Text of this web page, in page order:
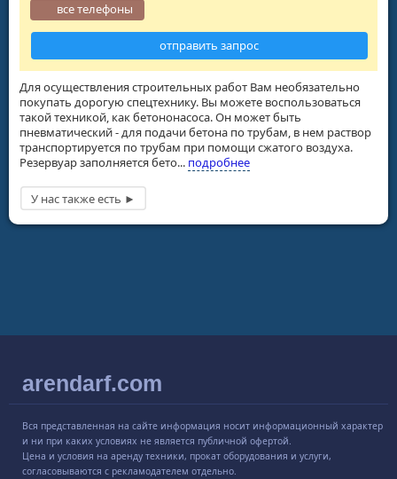
Для осуществления строительных работ Вам необязательно
покупать дорогую спецтехнику. Вы можете воспользоваться
такой техникой, как бетононасоса. Он может быть
пневматический - для подачи бетона по трубам, в нем раствор
транспортируется по трубам при помощи сжатого воздуха.
Резервуар заполняется бето... подробнее
все телефоны
отправить запрос
arendarf.com
Вся представленная на сайте информация носит информационный характер
и ни при каких условиях не является публичной офертой.
Цена и условия на аренду техники, прокат оборудования и услуги,
согласовываются с рекламодателем отдельно.